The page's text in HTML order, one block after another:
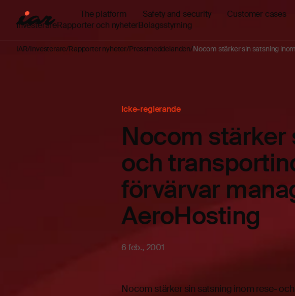
The platform Safety and security Customer cases
InvesterareRapporter och nyheterBolagsstyrning
IAR Investerare Rapporter nyheter Pressmeddelanden Nocom stärker sin satsning
Icke-reglerande
Nocom
och
förvärvar
AeroHosting
6 feb., 2001
Nocom stärker sin satsning inom rese-